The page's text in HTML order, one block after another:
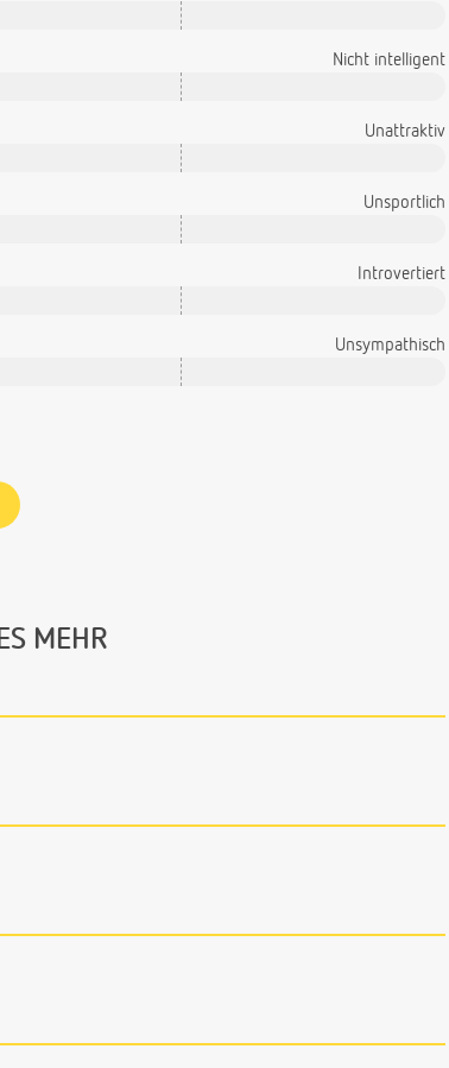
Nicht intelligent
Unattraktiv
Unsportlich
Introvertiert
Unsympathisch
MEHR